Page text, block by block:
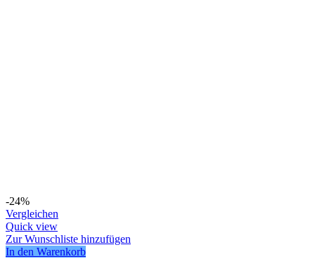
-24%
Vergleichen
Quick view
Zur Wunschliste hinzufügen
In den Warenkorb